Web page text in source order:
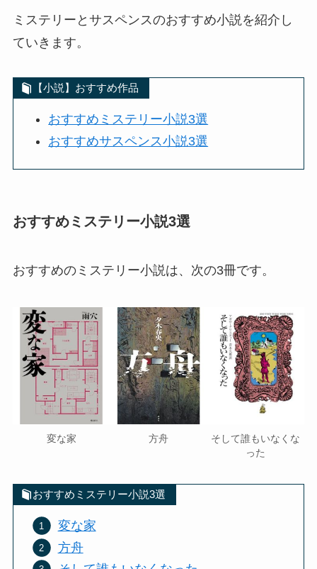
ミステリーとサスペンスのおすすめ小説を紹介し
ていきます。
【小説】おすすめ作品
おすすめミステリー小説3選
おすすめサスペンス小説3選
おすすめミステリー小説3選
おすすめのミステリー小説は、次の3冊です。
変な家 方舟
そして誰もいなくな
った
おすすめミステリー小説3選
変な家
方舟